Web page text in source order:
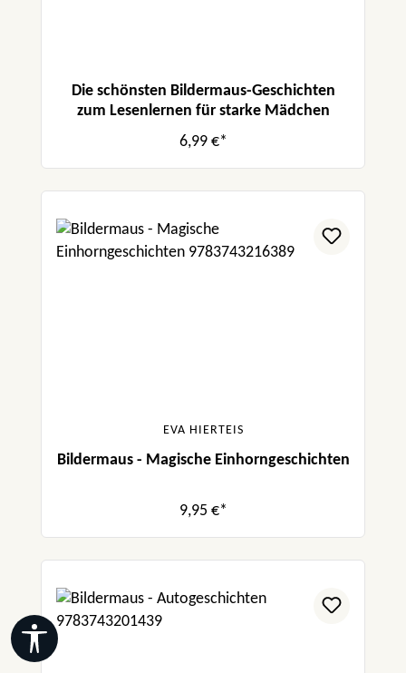
Die schönsten Bildermaus-Geschichten
zum Lesenlernen für starke Mädchen
6,99 €*
EVA HIERTEIS
Bildermaus - Magische Einhorngeschichten
9,95 €*
Werkzeugleiste anzeigen